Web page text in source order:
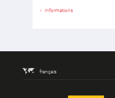
Informations
français